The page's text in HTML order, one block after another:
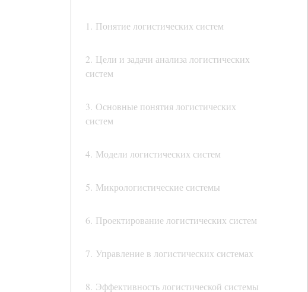
1. Понятие логистических систем
2. Цели и задачи анализа логистических
систем
3. Основные понятия логистических
систем
4. Модели логистических систем
5. Микрологистические системы
6. Проектирование логистических систем
7. Управление в логистических системах
8. Эффективность логистической системы